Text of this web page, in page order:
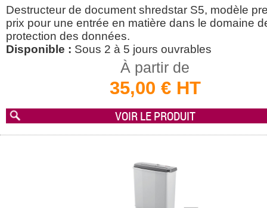
Destructeur de document shredstar S5, modèle
prix pour une entrée en matière dans le domaine
protection des données.
Disponible : Sous 2 à 5 jours ouvrables
À partir de
35,00 € HT
VOIR LE PRODUIT